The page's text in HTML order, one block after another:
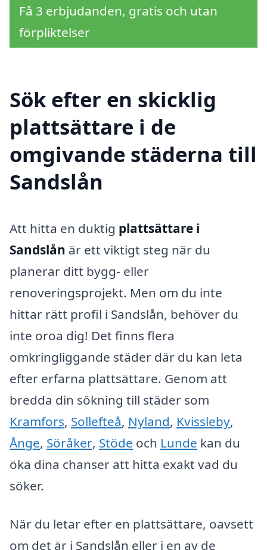
Få 3 erbjudanden, gratis och utan
förpliktelser
Sök efter en skicklig
plattsättare i de
omgivande städerna till
Sandslån
Att hitta en duktig plattsättare i
Sandslån är ett viktigt steg när du
planerar ditt bygg- eller
renoveringsprojekt. Men om du inte
hittar rätt profil i Sandslån, behöver du
inte oroa dig! Det finns flera
omkringliggande städer där du kan leta
efter erfarna plattsättare. Genom att
bredda din sökning till städer som
Kramfors, Sollefteå, Nyland, Kvissleby,
Ånge, Söråker, Stöde och Lunde kan du
öka dina chanser att hitta exakt vad du
söker.
När du letar efter en plattsättare, oavsett
om det är i Sandslån eller i en av de